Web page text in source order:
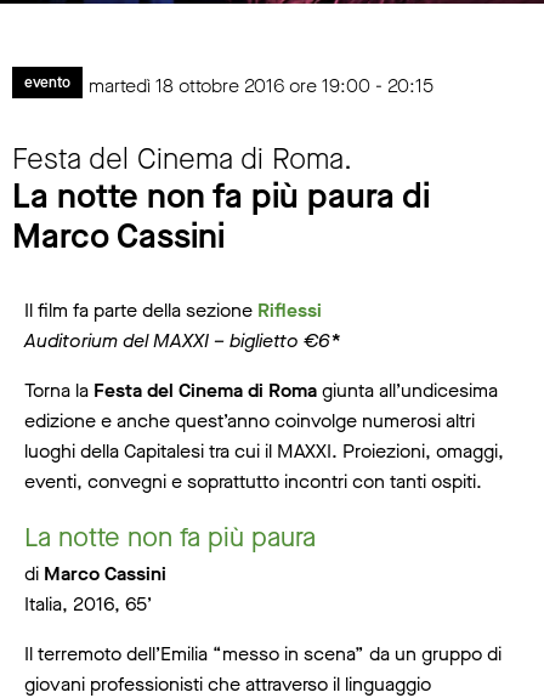
evento martedì 18 ottobre 2016 ore 19:00 - 20:15
Festa del Cinema di Roma.
La notte non fa più paura di
Marco Cassini
Il film fa parte della sezione Riflessi
Auditorium del MAXXI – biglietto €6*
Torna la Festa del Cinema di Romagiunta all’undicesima
edizione e anche quest’anno coinvolge numerosi altri
luoghi della Capitalesi tra cui il MAXXI. Proiezioni, omaggi,
eventi, convegni e soprattutto incontri con tanti ospiti.
La notte non fa più paura
di Marco Cassini
Italia, 2016, 65’
Il terremoto dell’Emilia “messo in scena” da un gruppo di
giovani professionisti che attraverso il linguaggio